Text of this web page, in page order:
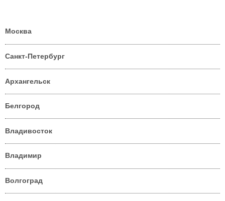
Москва
Санкт-Петербург
Архангельск
Белгород
Владивосток
Владимир
Волгоград